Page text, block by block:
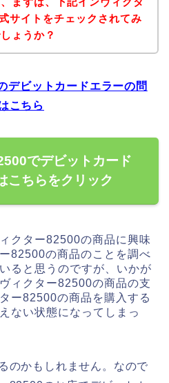
サイトをチェックされてみ
ょうか？
デビットカードエラーの問
こちら
でデビットカード
こちらをクリック
クター82500の商品に興味
82500の商品のことを調べ
ると思うのですが、いかが
ィクター82500の商品の支
ー82500の商品を購入する
ない状態になってしまっ
のかもしれません。なので